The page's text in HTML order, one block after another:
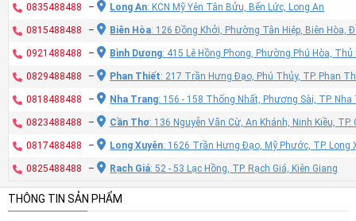
0835488488 – Long An: KCN Mỹ Yên Tân Bửu, Bến Lức, Long An
0815488488 – Biên Hòa: 126 Đồng Khởi, Phường Tân Hiệp, Biên Hòa,
0921488488 – Bình Dương: 415 Lê Hồng Phong, Phường Phú Hòa,
0829488488 – Phan Thiết: 217 Trần Hưng Đạo, Phú Thủy, TP. Phan
0818488488 – Nha Trang: 156 - 158 Thống Nhất, Phương Sài, TP.
0823488488 – Cần Thơ: 136 Nguyễn Văn Cừ, An Khánh, Ninh Kiều,
0817488488 – Long Xuyên: 1626 Trần Hưng Đạo, Mỹ Phước, TP. Long
0825488488 – Rạch Giá: 52 - 53 Lạc Hồng, TP. Rạch Giá, Kiên Giang
THÔNG TIN SẢN PHẨM